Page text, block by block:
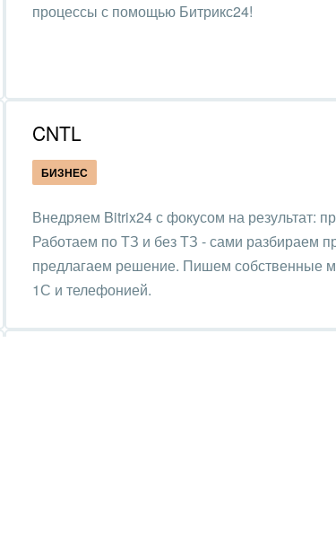
процессы с помощью Битрикс24!
CNTL
БИЗНЕС
Внедряем Bitrix24 с фокусом на результат:
Работаем по ТЗ и без ТЗ - сами разбираем
предлагаем решение. Пишем собственные
1С и телефонией.